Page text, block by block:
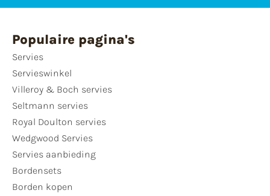
Populaire pagina's
Servies
Servieswinkel
Villeroy & Boch servies
Seltmann servies
Royal Doulton servies
Wedgwood Servies
Servies aanbieding
Bordensets
Borden kopen